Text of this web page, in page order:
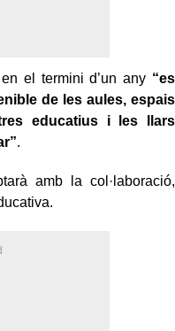
el termini d’un any “es
de les aules, espais
educatius i les llars
.
amb la col·laboració,